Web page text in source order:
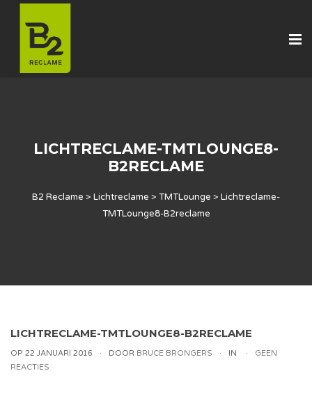
LICHTRECLAME-TMTLOUNGE8-
B2RECLAME
B2 Reclame > Lichtreclame > TMTLounge > Lichtreclame-
TMTLounge8-B2reclame
LICHTRECLAME-TMTLOUNGE8-B2RECLAME
OP 22 JANUARI 2016 DOOR BRUCE BRONGERS IN
GEEN
REACTIES